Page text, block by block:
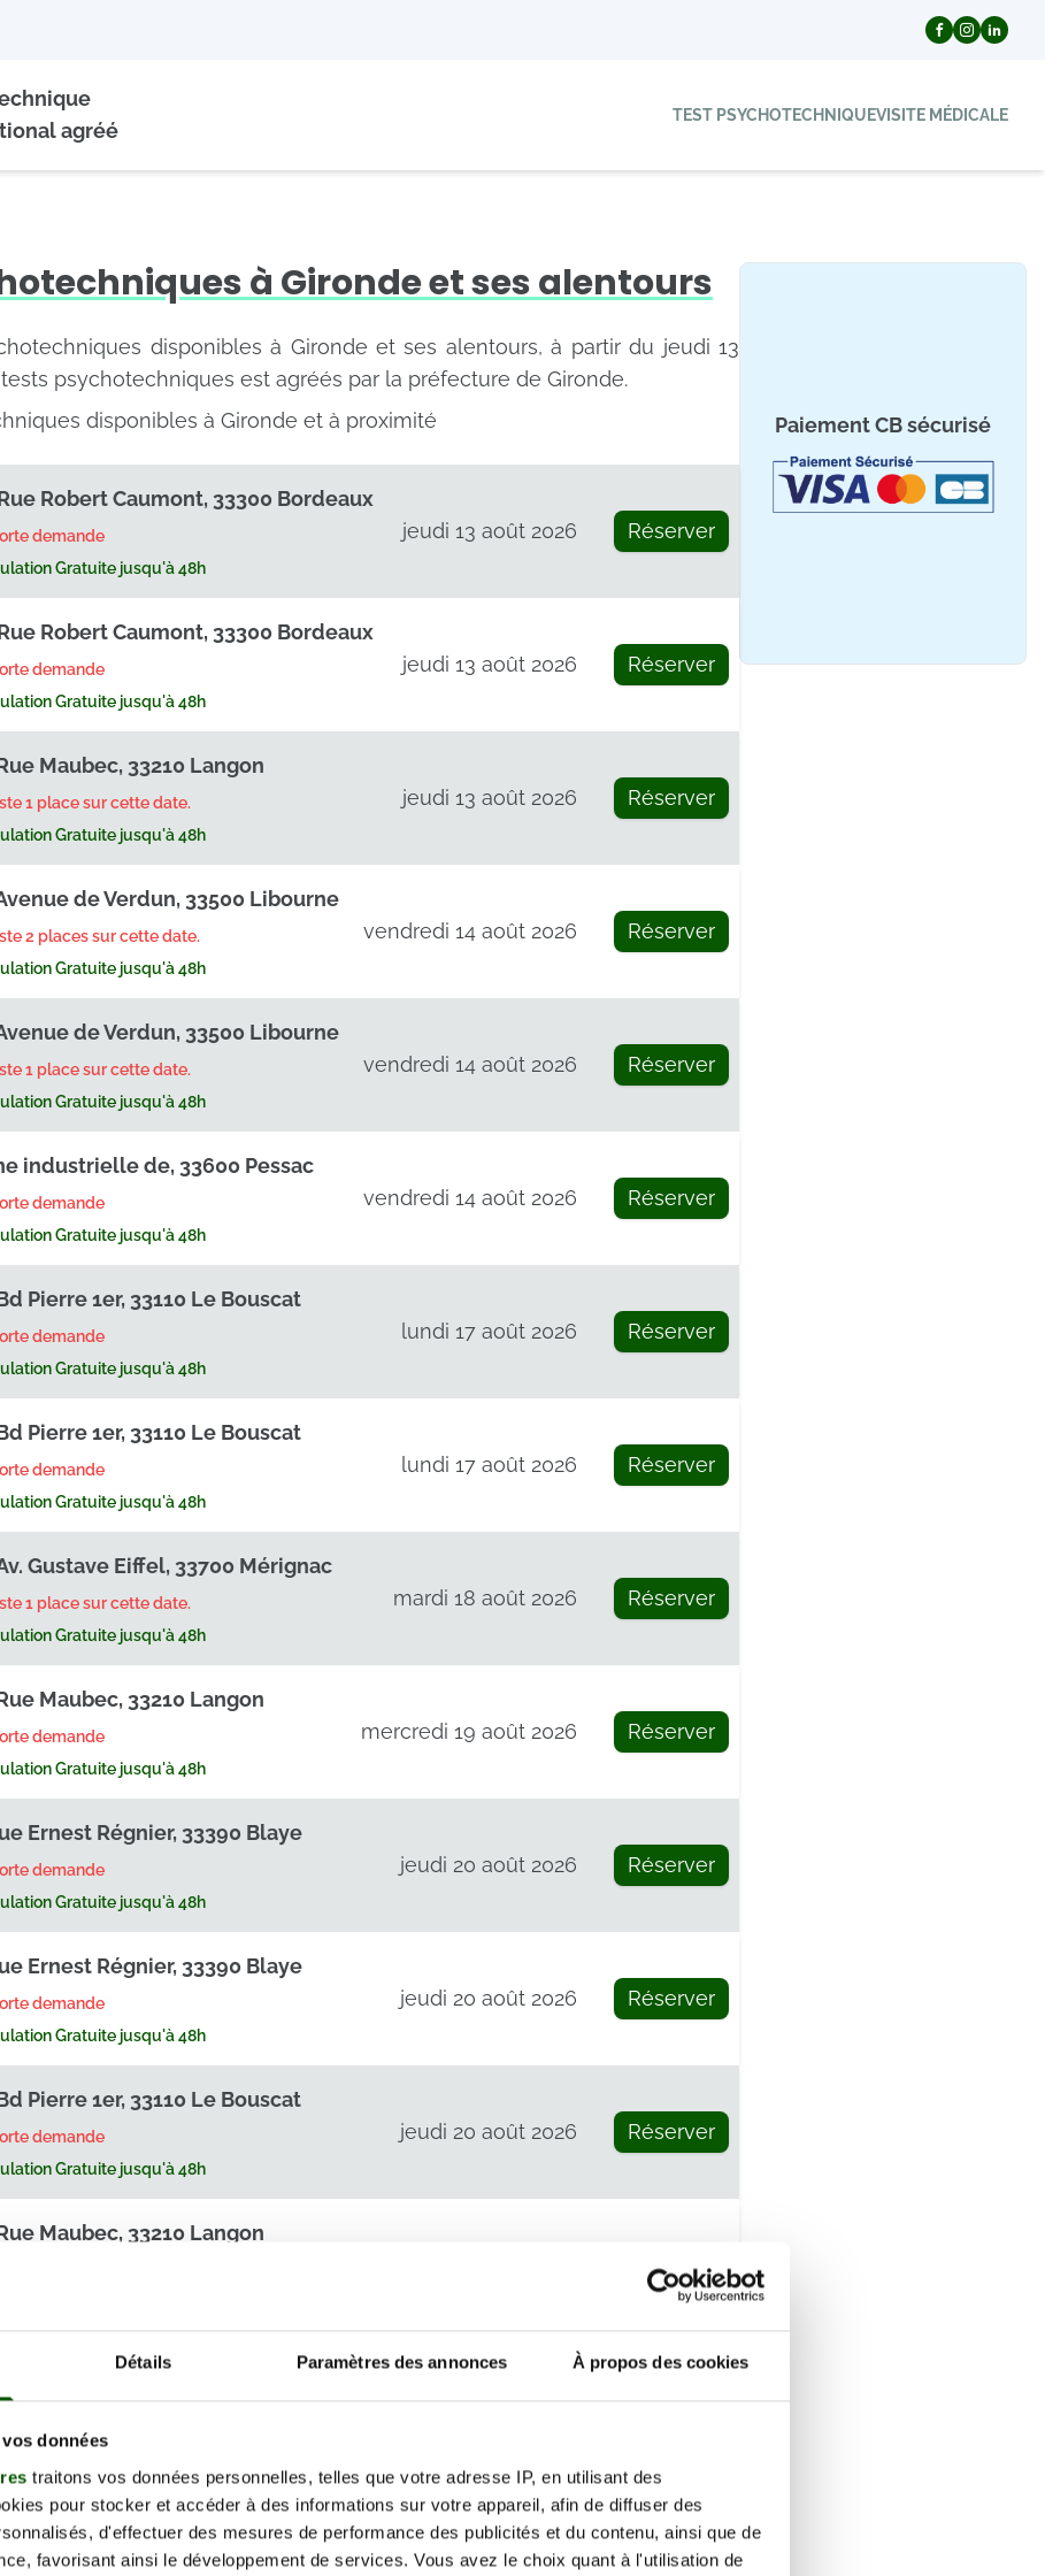
Détails Paramètres des annonces À propos des cookies
données
traitons vos données personnelles, telles que votre adresse IP, en utilisant des
pour stocker et accéder à des informations sur votre appareil, afin de diffuser des
d'effectuer des mesures de performance des publicités et du contenu, ainsi que de
favorisant ainsi le développement de services. Vous avez le choix quant à l'utilisation de
agréé
TEST PSYCHOTECHNIQUEVISITE MÉDICALE
à Gironde et ses alentours
disponibles à Gironde et ses alentours, à partir du jeudi 13
tests psychotechniques est agréés par la préfecture de Gironde.
disponibles à Gironde et à proximité
Robert Caumont, 33300 Bordeaux
demande
Gratuite jusqu'à 48h
jeudi 13 août 2026 Réserver
Robert Caumont, 33300 Bordeaux
demande
Gratuite jusqu'à 48h
jeudi 13 août 2026 Réserver
Maubec, 33210 Langon
1 place sur cette date.
Gratuite jusqu'à 48h
jeudi 13 août 2026 Réserver
de Verdun, 33500 Libourne
2 places sur cette date.
Gratuite jusqu'à 48h
vendredi 14 août 2026 Réserver
de Verdun, 33500 Libourne
1 place sur cette date.
Gratuite jusqu'à 48h
vendredi 14 août 2026 Réserver
industrielle de, 33600 Pessac
demande
Gratuite jusqu'à 48h
vendredi 14 août 2026 Réserver
Pierre 1er, 33110 Le Bouscat
demande
Gratuite jusqu'à 48h
lundi 17 août 2026 Réserver
Pierre 1er, 33110 Le Bouscat
demande
Gratuite jusqu'à 48h
lundi 17 août 2026 Réserver
Gustave Eiffel, 33700 Mérignac
1 place sur cette date.
Gratuite jusqu'à 48h
mardi 18 août 2026 Réserver
Maubec, 33210 Langon
demande
Gratuite jusqu'à 48h
mercredi 19 août 2026 Réserver
Ernest Régnier, 33390 Blaye
demande
Gratuite jusqu'à 48h
jeudi 20 août 2026 Réserver
Ernest Régnier, 33390 Blaye
demande
Gratuite jusqu'à 48h
jeudi 20 août 2026 Réserver
Pierre 1er, 33110 Le Bouscat
demande
Gratuite jusqu'à 48h
jeudi 20 août 2026 Réserver
Maubec, 33210 Langon
Réserver
Rue Robert Caumont,
Bordeaux
demande
Gratuite jusqu'à 48h
vendredi 21 août
Robert Caumont,
Bordeaux
vendredi 21 août
Paiement CB sécurisé